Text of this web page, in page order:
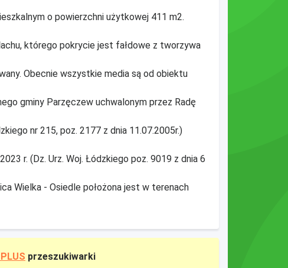
o powierzchni użytkowej 411 m2.
którego pokrycie jest fałdowe z tworzywa
Obecnie wszystkie media są od obiektu
gminy Parzęczew uchwalonym przez Radę
nr 215, poz. 2177 z dnia 11.07.2005r.)
r. (Dz. Urz. Woj. Łódzkiego poz. 9019 z dnia 6
Wielka - Osiedle położona jest w terenach
przeszukiwarki